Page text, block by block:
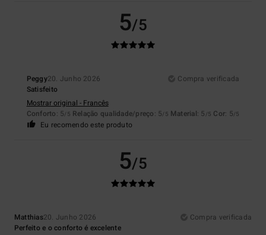
5/5
Peggy20. Junho 2026
Compra verificada
Satisfeito
Mostrar original - Francês
Conforto: 5/5 Relação qualidade/preço: 5/5 Material: 5 /5 Cor: 5/5
Eu recomendo este produto
5/5
Matthias20. Junho 2026
Compra verificada
Perfeito e o conforto é excelente